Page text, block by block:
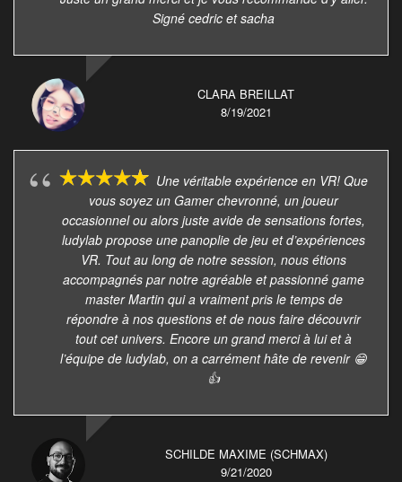
Signé cedric et sacha
CLARA BREILLAT
8/19/2021
Une véritable expérience en VR! Que
vous soyez un Gamer chevronné, un joueur
occasionnel ou alors juste avide de sensations fortes,
ludylab propose une panoplie de jeu et d’expériences
VR. Tout au long de notre session, nous étions
accompagnés par notre agréable et passionné game
master Martin qui a vraiment pris le temps de
répondre à nos questions et de nous faire découvrir
tout cet univers. Encore un grand merci à lui et à
l’équipe de ludylab, on a carrément hâte de revenir 😁
👍
SCHILDE MAXIME (SCHMAX)
9/21/2020